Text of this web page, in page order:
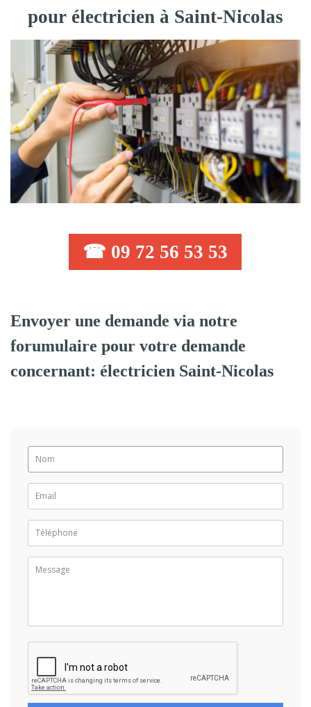
pour électricien à Saint-Nicolas
☎ 09 72 56 53 53
Envoyer une demande via notre
forumulaire pour votre demande
concernant: électricien Saint-Nicolas